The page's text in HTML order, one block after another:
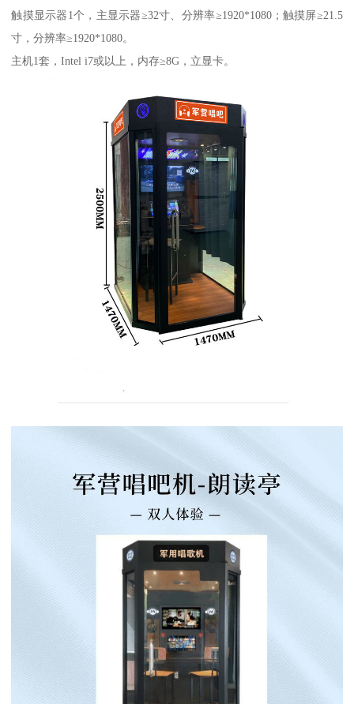
触摸显示器1个，主显示器≥32寸、分辨率≥1920*1080；触摸屏≥21.5
寸，分辨率≥1920*1080。
主机1套，Intel i7或以上，内存≥8G，立显卡。